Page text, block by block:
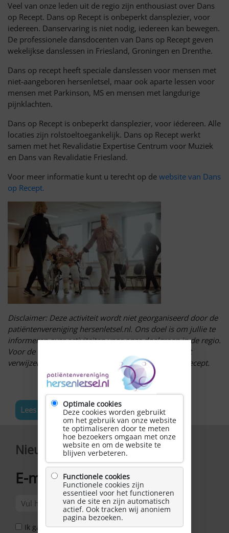
Veel van onze leden uit de regio zijn enthousiast over Dans
op Recept. Dans op Recept is onbeperkt dansplezier, voor
iedereen. Danservaring is niet nodig, iedereen kan bewegen.
De professionele dansdocenten van Dans op Recept geven
wekelijkse danslessen in Friesland, Groningen en Drenthe.
Dans op recept heeft speciale danslessen voor mensen met
niet-aangeboren hersenletsel, maar ook aparte lessen voor
mensen met Parkinson, MS en mensen met langdurige
pijnklachten.
Dans op Recept is onbeperkt dansplezier, voor iédereen. Alle
locaties zijn rolstoeltoegankelijk. Dans op Recept werkt
samen met het Revalidatie Expertise Centrum voor Muziek
en Dans van Revalidatie Friesland.
Voor meer informatie kunt u terecht op de website van Dans
op Recept.
Disclaimer: Deze activiteit wordt niet georganiseerd door de
patiëntenvereniging hersenletsel.nl. Ons doel is om jullie te
informeren over activiteiten voor onze doelgroep in de regio.
Voor de meest actuele informatie over deze activiteit
verwijzen wij u door naar de website van Dans op Recept.
Lees meer nieuws
Nieuwsbrief
E-mailadres*
Ik ga akkoord met het Privacy Statement *
Optimale cookies
Deze cookies worden gebruikt
om het gebruik van onze website
te optimaliseren door te meten
hoe bezoekers omgaan met onze
website en om de website te
blijven verbeteren.
Functionele cookies
Functionele cookies zijn
essentieel voor het functioneren
van de site en zijn automatisch
actief. Ook tracken wij anoniem
pagina bezoeken.